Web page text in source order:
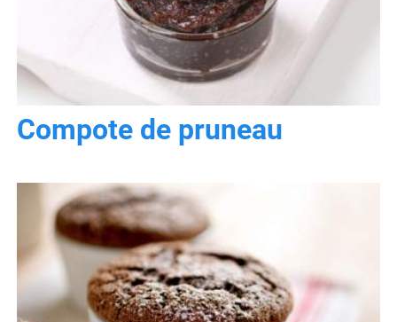
Compote de pruneau